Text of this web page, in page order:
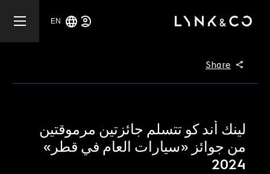
EN
Share
لينك أند كو تتسلم جائزتين مرموقتين
من جوائز «سيارات العام في قطر»
2024